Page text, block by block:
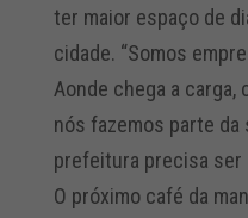
ter maior espaço de
cidade. “Somos
Aonde chega a
nós fazemos parte da
prefeitura precisa ser
O próximo café da